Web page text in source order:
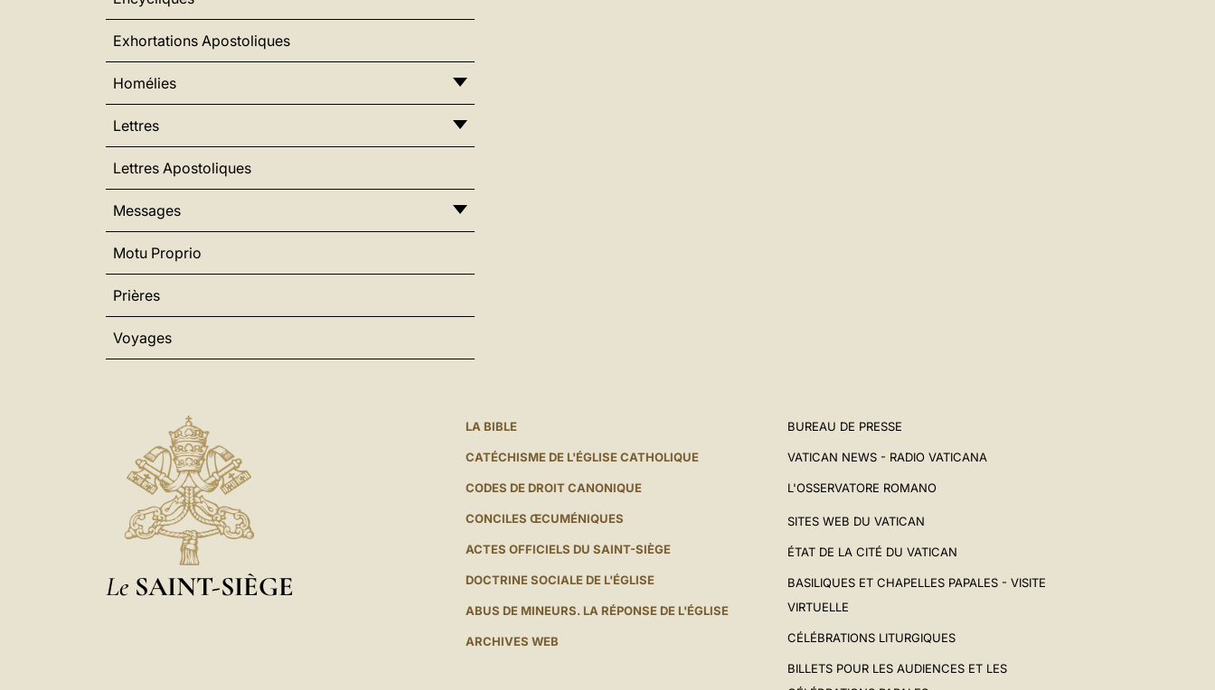
Exhortations Apostoliques
Homélies
Lettres
Lettres Apostoliques
Messages
Motu Proprio
Prières
Voyages
Le SAINT-SIÈGE
LA BIBLE
CATÉCHISME DE L'ÉGLISE CATHOLIQUE
CODES DE DROIT CANONIQUE
CONCILES ŒCUMÉNIQUES
ACTES OFFICIELS DU SAINT-SIÈGE
DOCTRINE SOCIALE DE L'ÉGLISE
ABUS DE MINEURS. LA RÉPONSE DE L'ÉGLISE
ARCHIVES WEB
BUREAU DE PRESSE
VATICAN NEWS - RADIO VATICANA
L'OSSERVATORE ROMANO
SITES WEB DU VATICAN
ÉTAT DE LA CITÉ DU VATICAN
BASILIQUES ET CHAPELLES PAPALES - VISITE
VIRTUELLE
CÉLÉBRATIONS LITURGIQUES
BILLETS POUR LES AUDIENCES ET LES